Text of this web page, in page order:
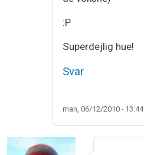
:P
Superdejlig hue!
Svar
man, 06/12/2010 - 13:44